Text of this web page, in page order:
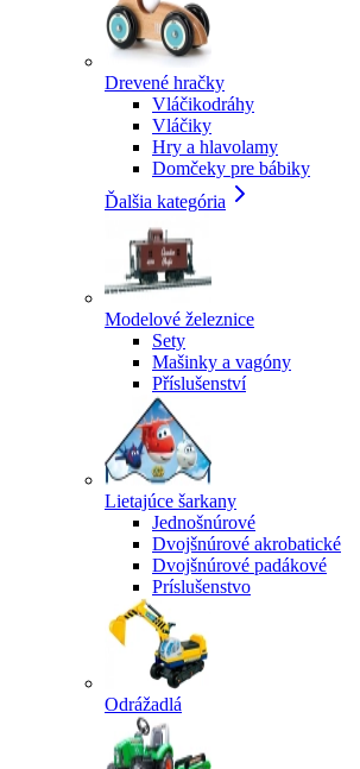
Drevené hračky
Vláčikodráhy
Vláčiky
Hry a hlavolamy
Domčeky pre bábiky
Ďalšia kategória
Modelové železnice
Sety
Mašinky a vagóny
Příslušenství
Lietajúce šarkany
Jednošnúrové
Dvojšnúrové akrobatické
Dvojšnúrové padákové
Príslušenstvo
Odrážadlá